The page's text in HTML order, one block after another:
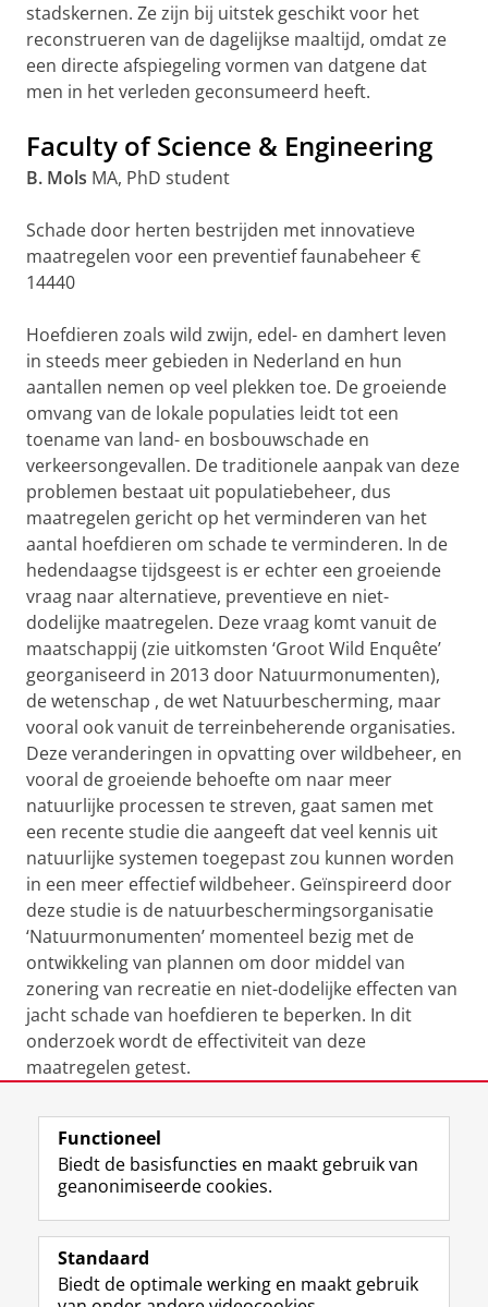
stadskernen. Ze zijn bij uitstek geschikt voor het
reconstrueren van de dagelijkse maaltijd, omdat ze
een directe afspiegeling vormen van datgene dat
men in het verleden geconsumeerd heeft.
Faculty of Science & Engineering
B. Mols MA, PhD student
Schade door herten bestrijden met innovatieve
maatregelen voor een preventief faunabeheer €
14440
Hoefdieren zoals wild zwijn, edel- en damhert leven
in steeds meer gebieden in Nederland en hun
aantallen nemen op veel plekken toe. De groeiende
omvang van de lokale populaties leidt tot een
toename van land- en bosbouwschade en
verkeersongevallen. De traditionele aanpak van deze
problemen bestaat uit populatiebeheer, dus
maatregelen gericht op het verminderen van het
aantal hoefdieren om schade te verminderen. In de
hedendaagse tijdsgeest is er echter een groeiende
vraag naar alternatieve, preventieve en niet-
dodelijke maatregelen. Deze vraag komt vanuit de
maatschappij (zie uitkomsten ‘Groot Wild Enquête’
georganiseerd in 2013 door Natuurmonumenten),
de wetenschap , de wet Natuurbescherming, maar
vooral ook vanuit de terreinbeherende organisaties.
Deze veranderingen in opvatting over wildbeheer, en
vooral de groeiende behoefte om naar meer
natuurlijke processen te streven, gaat samen met
een recente studie die aangeeft dat veel kennis uit
natuurlijke systemen toegepast zou kunnen worden
in een meer effectief wildbeheer. Geïnspireerd door
deze studie is de natuurbeschermingsorganisatie
‘Natuurmonumenten’ momenteel bezig met de
ontwikkeling van plannen om door middel van
zonering van recreatie en niet-dodelijke effecten van
jacht schade van hoefdieren te beperken. In dit
onderzoek wordt de effectiviteit van deze
maatregelen getest.
Laatst gewijzigd: 15 maart 2022 11:32
Volg de RUG
F
a
e
L
i
k
R
S
-
I
n
t
Y
o
T
Studiekiezers
Functioneel
Biedt de basisfuncties en maakt gebruik van
geanonimiseerde cookies.
Standaard
Biedt de optimale werking en maakt gebruik